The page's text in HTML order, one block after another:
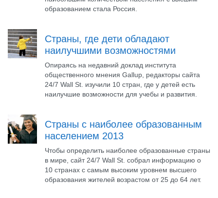
образованием стала Россия.
Страны, где дети обладают
наилучшими возможностями
Опираясь на недавний доклад института
общественного мнения Gallup, редакторы сайта
24/7 Wall St. изучили 10 стран, где у детей есть
наилучшие возможности для учебы и развития.
Страны с наиболее образованным
населением 2013
Чтобы определить наиболее образованные страны
в мире, сайт 24/7 Wall St. собрал информацию о
10 странах с самым высоким уровнем высшего
образования жителей возрастом от 25 до 64 лет.